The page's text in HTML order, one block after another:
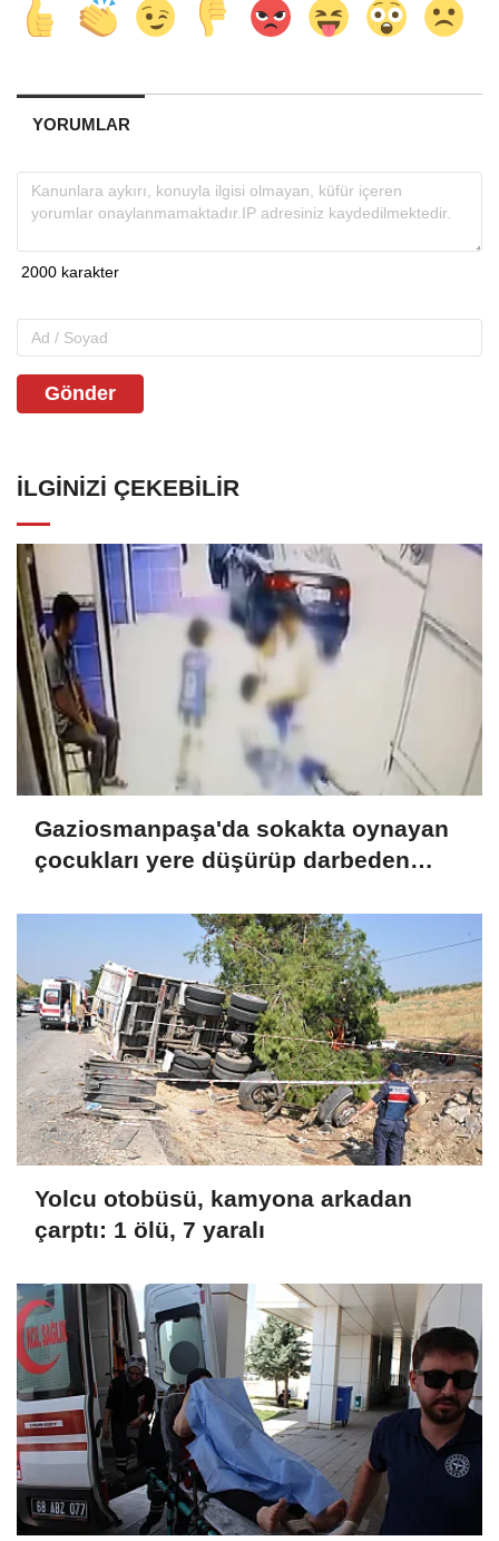
YORUMLAR
Gönder
İLGINIZI ÇEKEBILIR
Gaziosmanpaşa'da sokakta oynayan
çocukları yere düşürüp darbeden
Yolcu otobüsü, kamyona arkadan
çarptı: 1 ölü, 7 yaralı